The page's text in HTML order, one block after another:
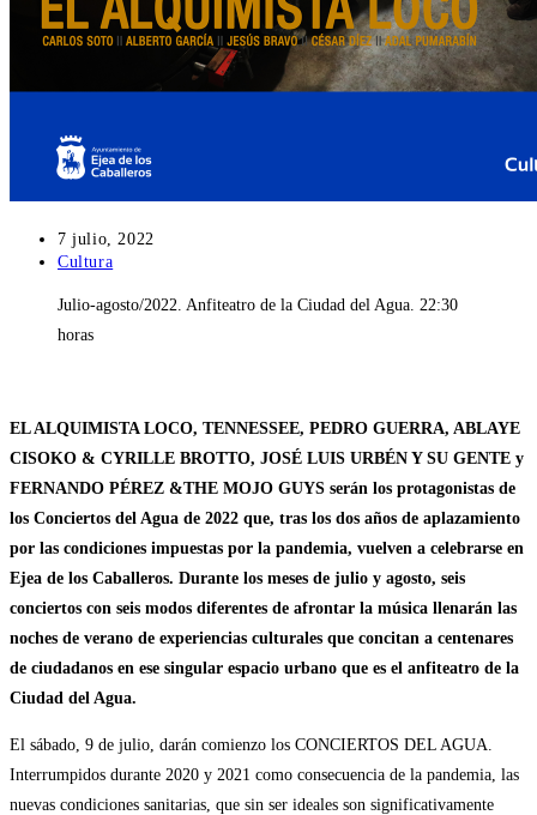
Publicación
de
entrada:
7 julio, 2022
Categoría
la
entrada:
Cultura
Julio-agosto/2022. Anfiteatro de la Ciudad del Agua. 22:30
horas
EL ALQUIMISTA LOCO, TENNESSEE, PEDRO GUERRA, ABLAYE
CISOKO & CYRILLE BROTTO, JOSÉ LUIS URBÉN Y SU GENTE y
FERNANDO PÉREZ &THE MOJO GUYS serán los protagonistas de
los Conciertos del Agua de 2022 que, tras los dos años de aplazamiento
por las condiciones impuestas por la pandemia, vuelven a celebrarse en
Ejea de los Caballeros. Durante los meses de julio y agosto, seis
conciertos con seis modos diferentes de afrontar la música llenarán las
noches de verano de experiencias culturales que concitan a centenares
de ciudadanos en ese singular espacio urbano que es el anfiteatro de la
Ciudad del Agua.
El sábado, 9 de julio, darán comienzo los CONCIERTOS DEL AGUA.
Interrumpidos durante 2020 y 2021 como consecuencia de la pandemia, las
nuevas condiciones sanitarias, que sin ser ideales son significativamente